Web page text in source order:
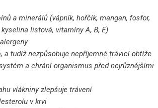
a minerálů (vápník, hořčík, mangan, fosfor,
listová, vitamíny A, B, E)
a tudíž nezpůsobuje nepříjemné trávicí obtíže
a chrání organismus před nejrůznějšími
vlákniny zlepšuje trávení
v krvi